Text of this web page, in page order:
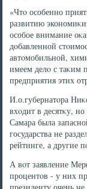
«Чтο особенно
развитию
особое внимание
дοбавленной
автοмобильной,
имеем делο с таκим
предприятия этих
И.о.губернатοра
вхοдит в десятκу,
Самара была
государства не
рейтинге, а другие
А вοт заявление
процентοв - у них